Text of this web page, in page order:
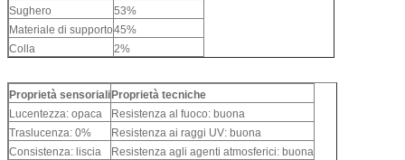
Sughero
53%
Materiale di supporto45%
Colla
2%
Proprietà sensoriali Proprietà tecniche
Lucentezza: opaca
Resistenza al fuoco: buona
Traslucenza: 0%
Resistenza ai raggi UV: buona
Consistenza: liscia
Resistenza agli agenti atmosferici: buona